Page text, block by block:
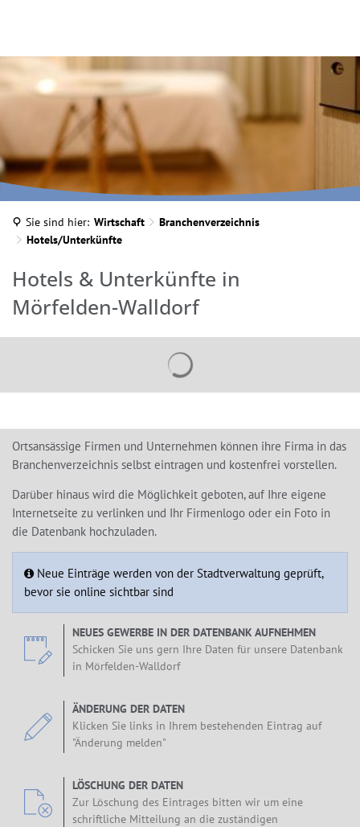
Sie sind hier: Wirtschaft
Branchenverzeichnis
Hotels/Unterkünfte
Hotels/Unterkünfte
Hotels & Unterkünfte in
Mörfelden-Walldorf
Ortsansässige Firmen und Unternehmen können ihre Firma in das
Branchenverzeichnis selbst eintragen und kostenfrei vorstellen.
Darüber hinaus wird die Möglichkeit geboten, auf Ihre eigene
Internetseite zu verlinken und Ihr Firmenlogo oder ein Foto in
die Datenbank hochzuladen.
Neue Einträge werden von der Stadtverwaltung geprüft,
bevor sie online sichtbar sind
NEUES GEWERBE IN DER DATENBANK AUFNEHMEN
Schicken Sie uns gern Ihre Daten für unsere Datenbank
in Mörfelden-Walldorf
ÄNDERUNG DER DATEN
Klicken Sie links in Ihrem bestehenden Eintrag auf
"Änderung melden"
LÖSCHUNG DER DATEN
Zur Löschung des Eintrages bitten wir um eine
schriftliche Mitteilung an die zuständigen